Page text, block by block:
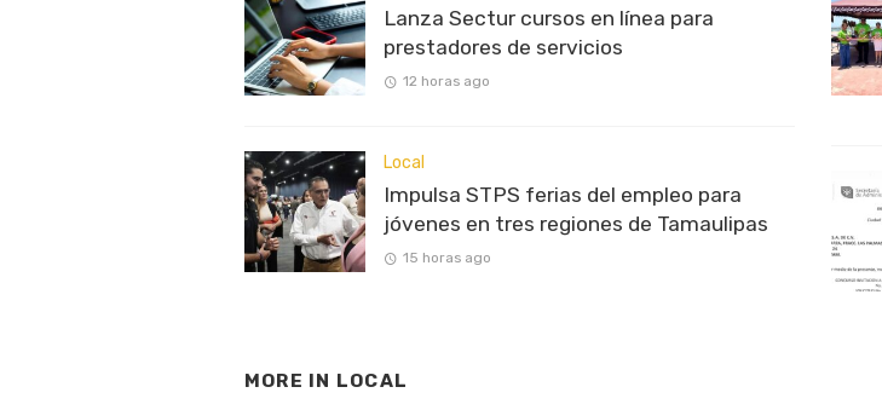
Lanza Sectur cursos en línea para
prestadores de servicios
12 horas ago
Local
Impulsa STPS ferias del empleo para
jóvenes en tres regiones de Tamaulipas
15 horas ago
MORE IN LOCAL